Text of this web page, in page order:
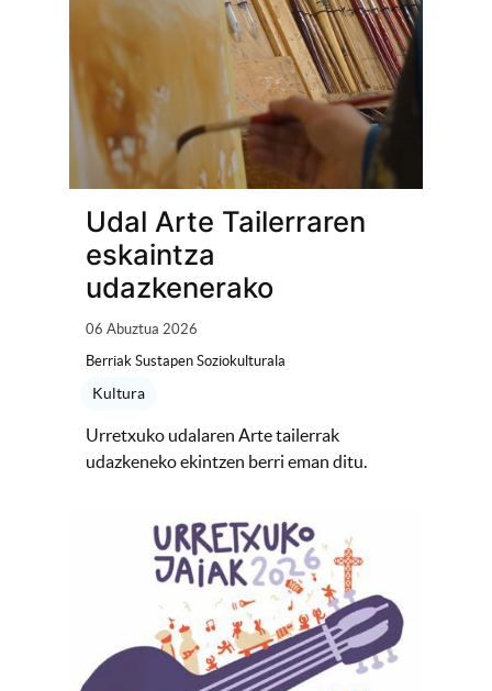
Udal Arte Tailerraren
eskaintza
udazkenerako
06 Abuztua 2026
Berriak Sustapen Soziokulturala
Kultura
Urretxuko udalaren Arte tailerrak
udazkeneko ekintzen berri eman ditu.